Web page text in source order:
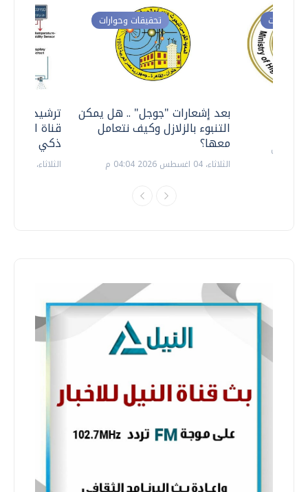
ترشيدا
قناة
ذكي
الثلاثاء، 14 يوليو 2026 06:11 م
تحقيقات وحوارات
بعد إشعارات "جوجل" .. هل يمكن
التنبوء بالزلازل وكيف نتعامل
معها؟
الثلاثاء، 04 اغسطس 2026 04:04 م
وحوارات